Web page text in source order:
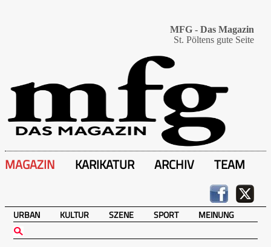
MFG - Das Magazin
St. Pöltens gute Seite
MAGAZIN KARIKATUR ARCHIV TEAM
URBAN KULTUR SZENE SPORT MEINUNG